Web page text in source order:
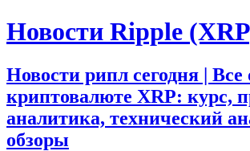
Новости Ripple
Новости рипл сегодня |
криптовалюте XRP: курс,
аналитика, технический
обзоры